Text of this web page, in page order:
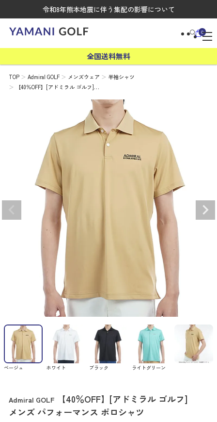
令和8年熊本地震に伴う集配の影響について
0
全国送料無料
TOP Admiral GOLF メンズウェア
半袖シャツ
【40％OFF】[アドミラル ゴルフ]…
ベージュ ホワイト ブラック ライトグリーン
Admiral GOLF
【40％OFF】[アドミラル ゴルフ]
メンズ パフォーマンス ポロシャツ